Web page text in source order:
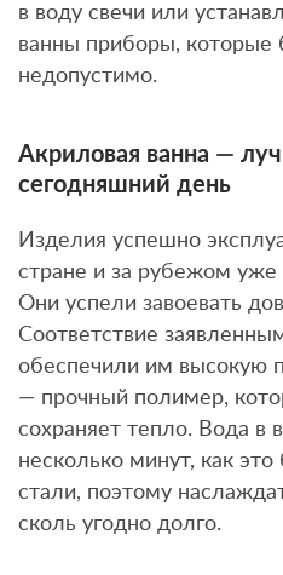
в воду свечи или
ванны приборы, которые
недопустимо.
Акриловая ванна —
сегодняшний день
Изделия успешно
стране и за рубежом уже
Они успели завоевать
Соответствие
обеспечили им высокую
— прочный полимер,
сохраняет тепло. Вода в
несколько минут, как
стали, поэтому
сколь угодно долго.